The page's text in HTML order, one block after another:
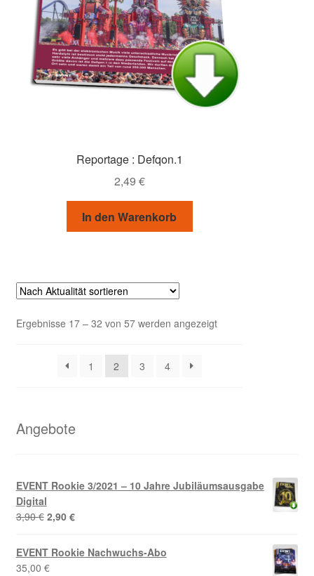
Reportage : Defqon.1
2,49 €
In den Warenkorb
Ergebnisse 17 – 32 von 57 werden angezeigtNach
1
2 3 4
Angebote
EVENT Rookie 3/2021 – 10 Jahre Jubiläumsausgabe
Digital
3,90€ Ursprünglicher
war:
3,90 €
2,90 €Aktueller
ist:
2,90 €.
EVENT Rookie Nachwuchs-Abo
35,00 €